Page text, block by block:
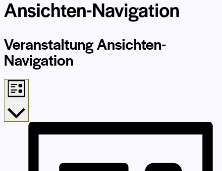
Ansichten-Navigation
Veranstaltung Ansichten-
Navigation